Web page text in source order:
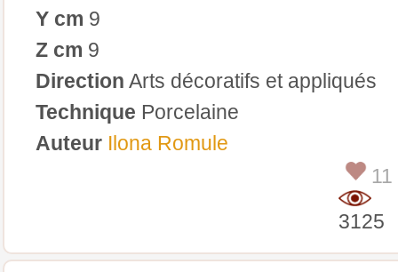
Y cm 9
Z cm 9
Direction Arts décoratifs et appliqués
Technique Porcelaine
Auteur Ilona Romule
11
3125